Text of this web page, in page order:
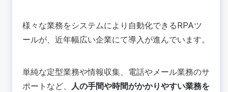
様々な業務をシステムにより自動化できるRPAツ
ールが、近年幅広い企業にて導入が進んでいます。
単純な定型業務や情報収集、電話やメール業務のサ
ポートなど、 人の手間や時間がかかりやすい業務を